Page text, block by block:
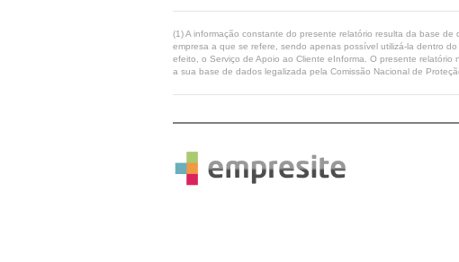
(1) A informação constante do presente relatório resulta da base
empresa a que se refere, sendo apenas possível utilizá-la dentro
efeito, o Serviço de Apoio ao Cliente eInforma. O presente
a sua base de dados legalizada pela Comissão Nacional de